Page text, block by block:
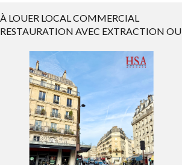
À LOUER LOCAL COMMERCIAL
RESTAURATION AVEC EXTRACTION OU